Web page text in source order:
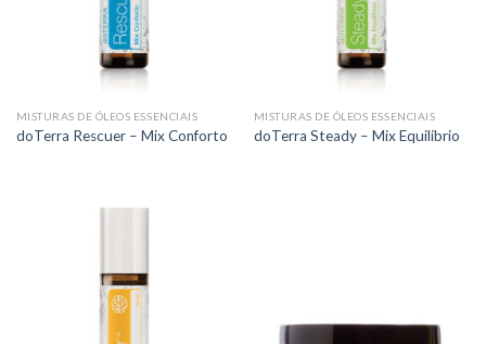
MISTURAS DE ÓLEOS ESSENCIAIS
doTerra Rescuer – Mix Conforto
MISTURAS DE ÓLEOS ESSENCIAIS
doTerra Steady – Mix Equilíbrio